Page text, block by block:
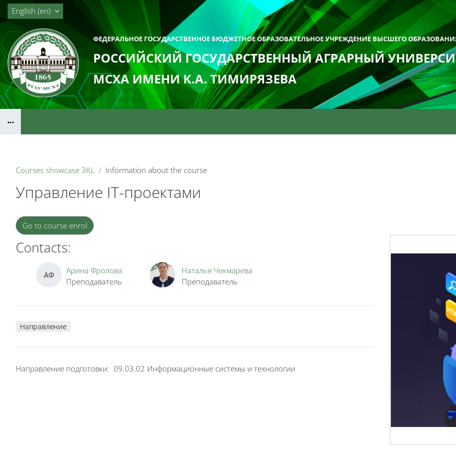
Skip to main content
ФЕДЕРАЛЬНОЕ ГОСУДАРСТВЕННОЕ БЮДЖЕТНОЕ ОБРАЗОВАТЕЛЬНОЕ УЧРЕЖДЕНИЕ ВЫСШЕГО
РОССИЙСКИЙ ГОСУДАРСТВЕННЫЙ АГРАРНЫЙ
МСХА ИМЕНИ К.А. ТИМИРЯЗЕВА
English ‎(en)‎
Courses showcase 3KL Information about the course
Управление IT-проектами
Blocks
Go to course enrol
Contacts:
АФ
Арина Фролова
Преподаватель
Наталья Чекмарева
Преподаватель
Направление
Направление подготовки: 09.03.02 Информационные системы и технологии